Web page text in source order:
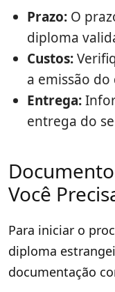
Prazo: O
diploma
Custos:
a emissão
Entrega:
entrega do
Você
Para iniciar o
diploma
documentação